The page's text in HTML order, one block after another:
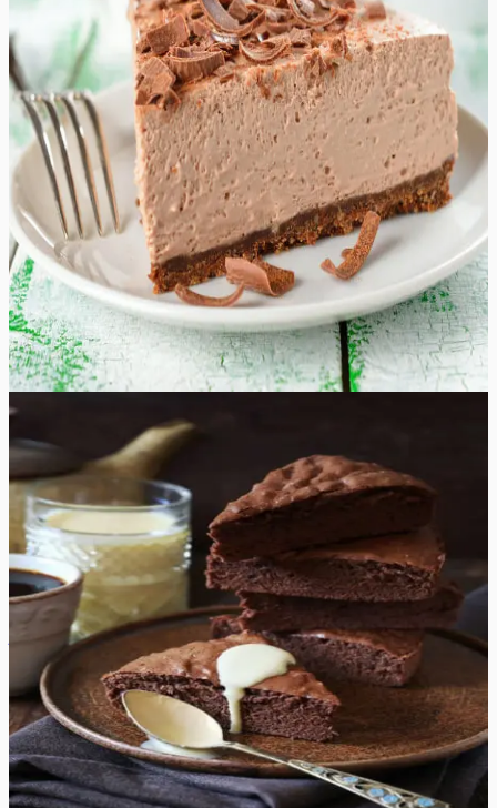
Klassikaline rikkalik ja kreemjas küpsetamata
toorjuustukook, mis koosneb 8 koostisosast ja mille
valmistamiseks kulub vaid 10 minutit. Ideaalne retsept
pühade tähistamiseks, sünnipäevadeks, erilisteks
sündmusteks või õhtusöökideks. Nautige piimašokolaadi
kreemjat ja dekadentset maitset imepärase patuse
maitsega maiuspalaga. See kook on täiuslik
kombinatsioon rikkalikust piimašokolaadist ja sametisest
toorjuustust, mille põhjaks on krõbe küpsisekiht. Kuna
küpsetamist ei ole vaja, on seda magustoitu lihtne
valmistada ja see sobib ideaalselt nendeks kuumadeks
suvepäevadeks, kui ahju sisselülitamine ei ole lihtsalt
võimalus. See juustukook sulatab teid esimesest kuni
viimase suutäieni.
10min
16tk
Raske
Prantsuse šokolaadikook
Teie ees on tüüpiline prantsuse šokolaadikook – tihe,
tume ja maitsev. Hellitage end selle rikkalikku ja kreemja
tüüpilise Prantsuse šokolaadikoogi retseptiga! Sametise
šokolaadi nüansiga valmistatud hõrgutis on täiuslik
tasakaal magusa ja mõru vahel. Avaldage oma külalistele
muljet selle klassikalise, rafineeritud magustoiduga, mis
jätab nad rohkem paluma. Olge valmis nautima igat
suutäit sellest rikkalikust koogist, mille tekstuur sulab
suus ja maitse on taevalik. Alustage selle klassikalise
prantsuse koogi retsepti valmistamist, mis viib teie
maitsemeeled kondiitritoodete paradiisi! Eriliselt
suurepäraseks saate muuta koogi, kui katate selle
tuhksuhkruga ja serveerite kergelt magustatud
vahukoore või vaniljemaitselise keedukreemiga.